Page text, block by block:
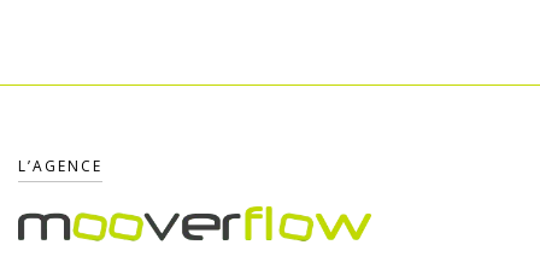
L’AGENCE